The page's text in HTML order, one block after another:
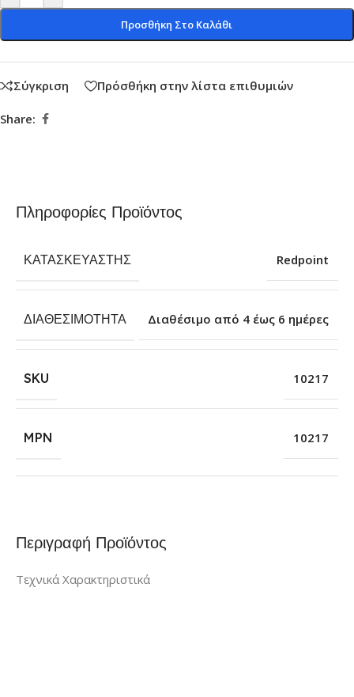
Προσθήκη Στο Καλάθι
Σύγκριση Πρόσθήκη στην λίστα επιθυμιών
Share:
Περιγραφή Προϊόντος
Τεχνικά Χαρακτηριστικά
Πληροφορίες Προϊόντος
ΚΑΤΑΣΚΕΥΑΣΤΉΣ Redpoint
ΔΙΑΘΕΣΙΜΌΤΗΤΑ Διαθέσιμο από 4 έως 6 ημέρες
SKU 10217
MPN 10217